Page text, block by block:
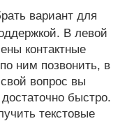
вариант для
В левой
контактные
ним позвонить, в
вопрос вы
быстро.
текстовые